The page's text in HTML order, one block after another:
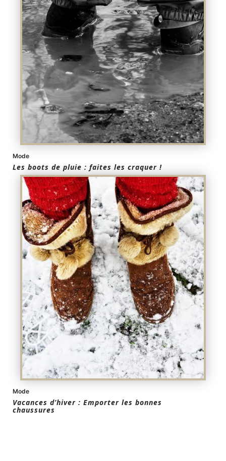
Mode
Les boots de pluie : faites les craquer !
Mode
Vacances d’hiver : Emporter les bonnes
chaussures